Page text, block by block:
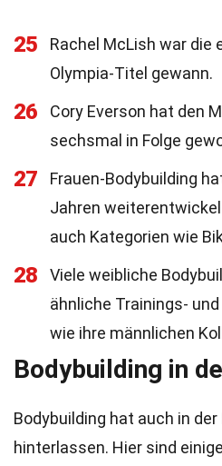
25
Rachel McLish war die
Olympia-Titel gewann.
26
Cory Everson hat den
sechsmal in Folge
27
Frauen-Bodybuilding
Jahren
auch Kategorien wie
28
Viele weibliche
ähnliche Trainings-
wie ihre männlichen
Bodybuilding in
Bodybuilding hat auch in
hinterlassen. Hier sind